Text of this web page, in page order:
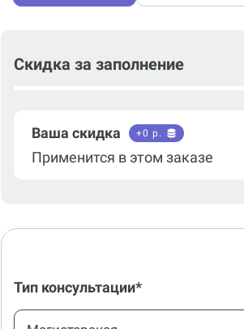
Требования Авторизация
Ваша скидка
Тип консультации*